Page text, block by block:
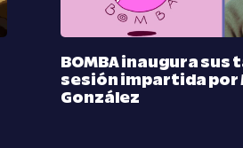
BOMBA inaugura sus
sesión impartida por
González